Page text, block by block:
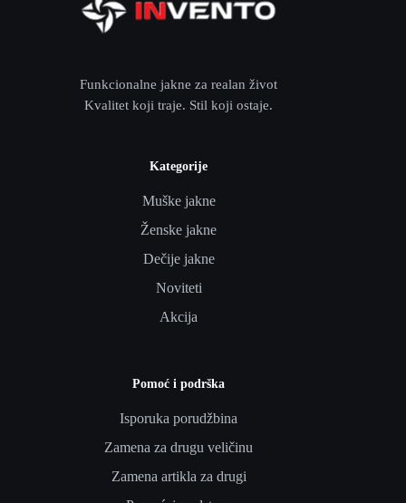
Funkcionalne jakne za realan život
Kvalitet koji traje. Stil koji ostaje.
Kategorije
Muške jakne
Ženske jakne
Dečije jakne
Noviteti
Akcija
Pomoć i podrška
Isporuka porudžbina
Zamena za drugu veličinu
Zamena artikla za drugi